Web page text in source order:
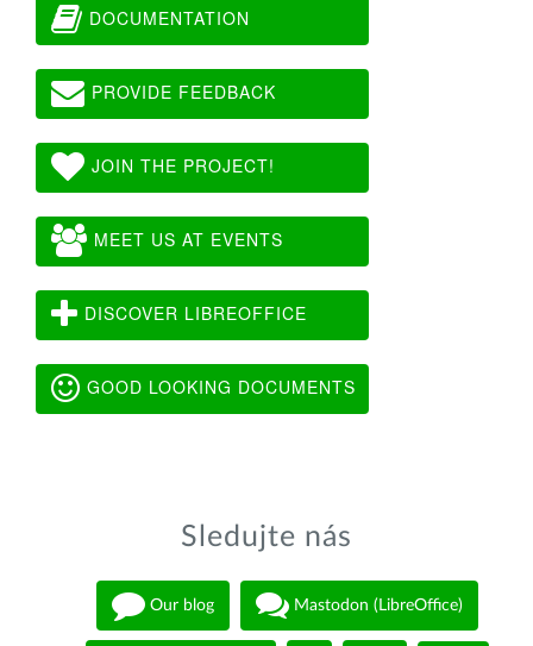
DOCUMENTATION
PROVIDE FEEDBACK
JOIN THE PROJECT!
MEET US AT EVENTS
DISCOVER LIBREOFFICE
GOOD LOOKING DOCUMENTS
Sledujte nás
Our blog Mastodon (LibreOffice)